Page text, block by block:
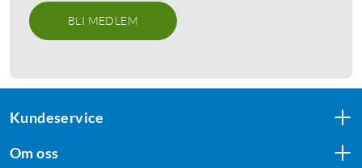
BLI MEDLEM
Kundeservice
Om oss